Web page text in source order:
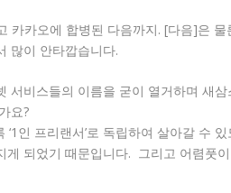
카카오에 합병된 다음까지. [다음]은
많이 안타깝습니다.
서비스들의 이름을 굳이 열거하며 새
요?
인 프리랜서’로 독립하여 살아갈 수
게 되었기 때문입니다. 그리고 어렴풋